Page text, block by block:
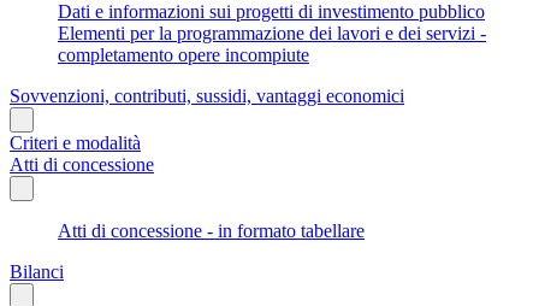
Dati e informazioni sui progetti di investimento pubblico
Elementi per la programmazione dei lavori e dei servizi -
completamento opere incompiute
Sovvenzioni, contributi, sussidi, vantaggi economici
Criteri e modalità
Atti di concessione
Atti di concessione - in formato tabellare
Bilanci